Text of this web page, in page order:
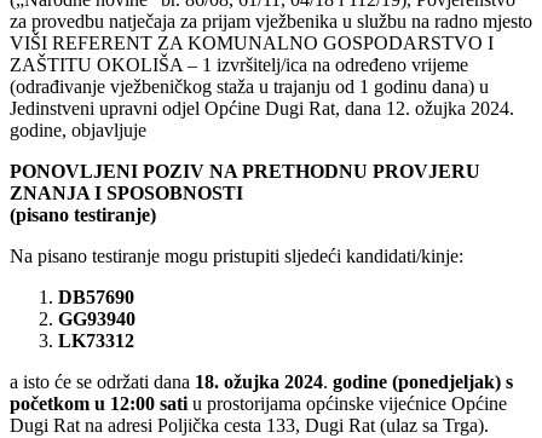
za provedbu natječaja za prijam vježbenika u službu na radno mjesto
VIŠI REFERENT ZA KOMUNALNO GOSPODARSTVO I
ZAŠTITU OKOLIŠA – 1 izvršitelj/ica na određeno vrijeme
(odrađivanje vježbeničkog staža u trajanju od 1 godinu dana) u
Jedinstveni upravni odjel Općine Dugi Rat, dana 12. ožujka 2024.
godine, objavljuje
PONOVLJENI POZIV NA PRETHODNU PROVJERU
ZNANJA I SPOSOBNOSTI
(pisano testiranje)
Na pisano testiranje mogu pristupiti sljedeći kandidati/kinje:
DB57690
GG93940
LK73312
a isto će se održati dana 18. ožujka 2024. godine (ponedjeljak) s
početkom u 12:00 sati u prostorijama općinske vijećnice Općine
Dugi Rat na adresi Poljička cesta 133, Dugi Rat (ulaz sa Trga).